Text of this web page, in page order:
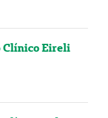
Clínico Eireli